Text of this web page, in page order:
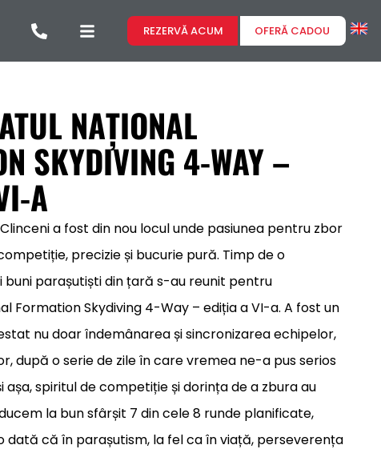
REZERVĂ ACUM OFERĂ CADOU
NAȚIONAL
SKYDIVING 4-WAY –
A
a fost din nou locul unde pasiunea pentru zbor
precizie și bucurie pură. Timp de o
parașutiști din țară s-au reunit pentru
Formation Skydiving 4-Way – ediția a VI-a. A fost un
nu doar îndemânarea și sincronizarea echipelor,
după o serie de zile în care vremea ne-a pus serios
așa, spiritul de competiție și dorința de a zbura au
la bun sfârșit 7 din cele 8 runde planificate,
dată că în parașutism, la fel ca în viață, perseverența